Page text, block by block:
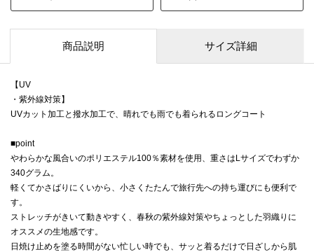
商品説明 サイズ詳細
【UV
・紫外線対策】
UVカット加工と撥水加工で、晴れでも雨でも着られるロングコート
■point
やわらかな風合いのポリエステル100％素材を使用、重さはLサイズでわずか
340グラム。
軽くてかさばりにくいから、小さくたたんで旅行先への持ち運びにも便利で
す。
ストレッチがきいて動きやすく、春秋の紫外線対策やちょっとした羽織りに
オススメの生地感です。
日焼け止めを塗る時間がない忙しい時でも、サッと着るだけで日ざしから肌